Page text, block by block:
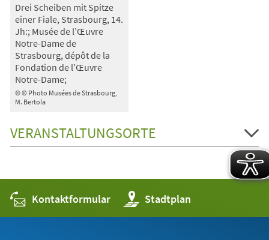
© © Photo Musées de Strasbourg,
M. Bertola
Drei Scheiben mit Spitze
einer Fiale, Strasbourg, 14.
Jh:; Musée de l’Œuvre
Notre-Dame de
Strasbourg, dépôt de la
Fondation de l’Œuvre
Notre-Dame;
VERANSTALTUNGSORTE
Kontaktformular Stadtplan
(Öffnet
in
einem